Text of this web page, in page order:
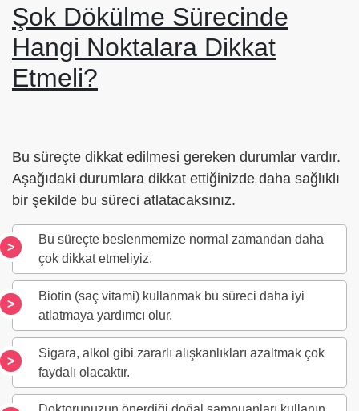
Şok Dökülme Sürecinde
Hangi Noktalara Dikkat
Etmeli?
Bu süreçte dikkat edilmesi gereken durumlar vardır.
Aşağıdaki durumlara dikkat ettiğinizde daha sağlıklı
bir şekilde bu süreci atlatacaksınız.
Bu süreçte beslenmemize normal zamandan daha
çok dikkat etmeliyiz.
Biotin (saç vitami) kullanmak bu süreci daha iyi
atlatmaya yardımcı olur.
Sigara, alkol gibi zararlı alışkanlıkları azaltmak çok
faydalı olacaktır.